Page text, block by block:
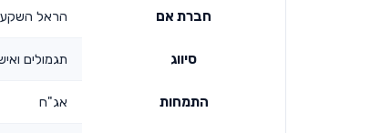
חברת אם הראל
סיווג תגמולים
התמחות אג"ח